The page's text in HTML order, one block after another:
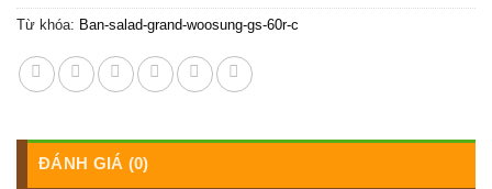
Từ khóa: Ban-salad-grand-woosung-gs-60r-c
ĐÁNH GIÁ (0)